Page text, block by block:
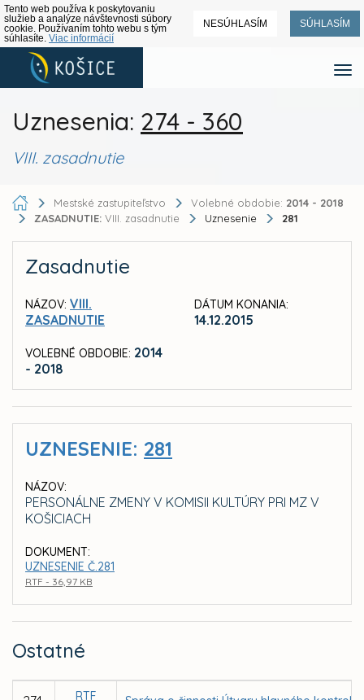
Tento web používa k poskytovaniu
služieb a analýze návštevnosti súbory
cookie. Používaním tohto webu s tým
súhlasíte. Viac informácií
NESÚHLASÍM SÚHLASÍM
Uznesenia: 274 - 360
VIII. zasadnutie
Mestské zastupiteľstvo Volebné obdobie: 2014 - 2018
ZASADNUTIE: VIII. zasadnutie Uznesenie 281
Zasadnutie
NÁZOV: VIII.
ZASADNUTIE
VOLEBNÉ OBDOBIE: 2014
- 2018
DÁTUM KONANIA:
14.12.2015
UZNESENIE: 281
NÁZOV:
PERSONÁLNE ZMENY V KOMISII KULTÚRY PRI MZ V
KOŠICIACH
DOKUMENT:
UZNESENIE Č.281
RTF - 36,97 KB
Ostatné
RTF